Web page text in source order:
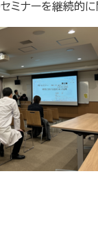
ナーを継続的に